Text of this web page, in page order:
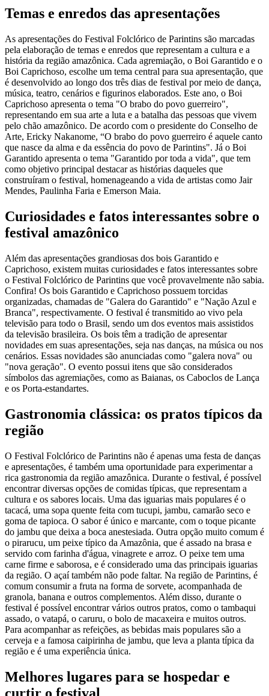
Temas e enredos das apresentações
As apresentações do Festival Folclórico de Parintins são marcadas
pela elaboração de temas e enredos que representam a cultura e a
história da região amazônica. Cada agremiação, o Boi Garantido e o
Boi Caprichoso, escolhe um tema central para sua apresentação, que
é desenvolvido ao longo dos três dias de festival por meio de dança,
música, teatro, cenários e figurinos elaborados. Este ano, o Boi
Caprichoso apresenta o tema "O brabo do povo guerreiro",
representando em sua arte a luta e a batalha das pessoas que vivem
pelo chão amazônico. De acordo com o presidente do Conselho de
Arte, Ericky Nakanome, “O brabo do povo guerreiro é aquele canto
que nasce da alma e da essência do povo de Parintins". Já o Boi
Garantido apresenta o tema "Garantido por toda a vida", que tem
como objetivo principal destacar as histórias daqueles que
construíram o festival, homenageando a vida de artistas como Jair
Mendes, Paulinha Faria e Emerson Maia.
Curiosidades e fatos interessantes sobre o
festival amazônico
Além das apresentações grandiosas dos bois Garantido e
Caprichoso, existem muitas curiosidades e fatos interessantes sobre
o Festival Folclórico de Parintins que você provavelmente não sabia.
Confira! Os bois Garantido e Caprichoso possuem torcidas
organizadas, chamadas de "Galera do Garantido" e "Nação Azul e
Branca", respectivamente. O festival é transmitido ao vivo pela
televisão para todo o Brasil, sendo um dos eventos mais assistidos
da televisão brasileira. Os bois têm a tradição de apresentar
novidades em suas apresentações, seja nas danças, na música ou nos
cenários. Essas novidades são anunciadas como "galera nova" ou
"nova geração". O evento possui itens que são considerados
símbolos das agremiações, como as Baianas, os Caboclos de Lança
e os Porta-estandartes.
Gastronomia clássica: os pratos típicos da
região
O Festival Folclórico de Parintins não é apenas uma festa de danças
e apresentações, é também uma oportunidade para experimentar a
rica gastronomia da região amazônica. Durante o festival, é possível
encontrar diversas opções de comidas típicas, que representam a
cultura e os sabores locais. Uma das iguarias mais populares é o
tacacá, uma sopa quente feita com tucupi, jambu, camarão seco e
goma de tapioca. O sabor é único e marcante, com o toque picante
do jambu que deixa a boca anestesiada. Outra opção muito comum é
o pirarucu, um peixe típico da Amazônia, que é assado na brasa e
servido com farinha d'água, vinagrete e arroz. O peixe tem uma
carne firme e saborosa, e é considerado uma das principais iguarias
da região. O açaí também não pode faltar. Na região de Parintins, é
comum consumir a fruta na forma de sorvete, acompanhada de
granola, banana e outros complementos. Além disso, durante o
festival é possível encontrar vários outros pratos, como o tambaqui
assado, o vatapá, o caruru, o bolo de macaxeira e muitos outros.
Para acompanhar as refeições, as bebidas mais populares são a
cerveja e a famosa caipirinha de jambu, que leva a planta típica da
região e é uma experiência única.
Melhores lugares para se hospedar e
curtir o festival